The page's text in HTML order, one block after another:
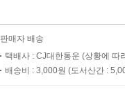
판매자 배송
택배사 : CJ대한통운 (상황에 따
배송비 : 3,000원 (도서산간 :